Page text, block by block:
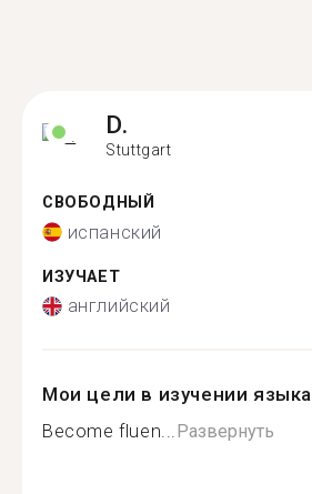
D.
Stuttgart
СВОБОДНЫЙ
испанский
ИЗУЧАЕТ
английский
Мои цели в изучении языка
Become fluen...Развернуть